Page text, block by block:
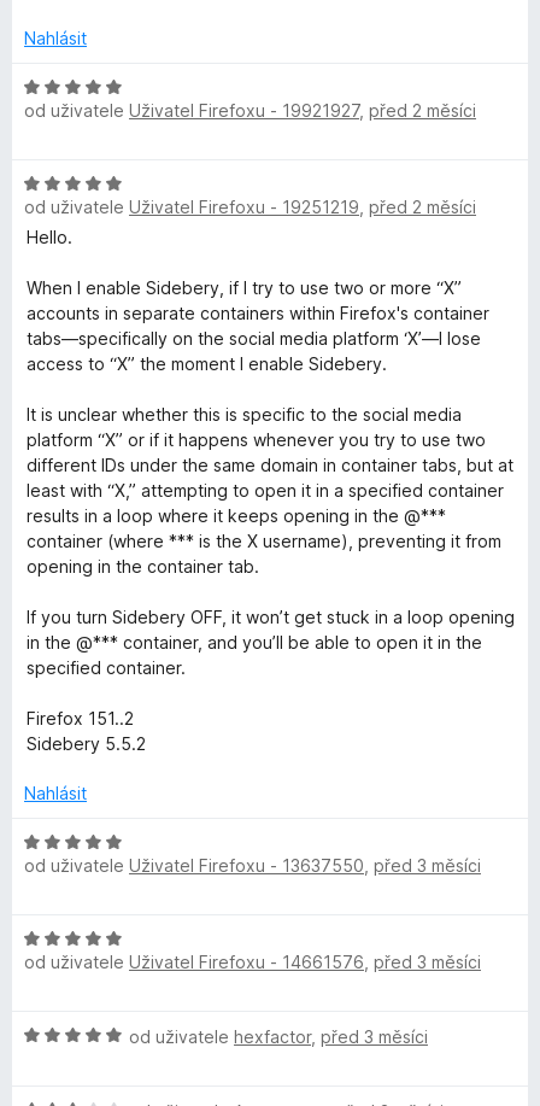
5
5
o
e
n
1
z
5
Nahlásit
H
o
o
c
e
:
5
z
od uživatele Uživatel Firefoxu - 19921927, před 2 měsíci
H
o
d
o
c
e
n
:
5
z
5
od uživatele Uživatel Firefoxu - 19251219 před 2 měsíci
Hello.
When I enable Sidebery, if I try to use two or more “X”
accounts in separate containers within Firefox's container
tabs—specifically on the social media platform ‘X’—I lose
access to “X” the moment I enable Sidebery.
It is unclear whether this is specific to the social media
platform “X” or if it happens whenever you try to use two
different IDs under the same domain in container tabs, but at
least with “X,” attempting to open it in a specified container
results in a loop where it keeps opening in the @***
container (where *** is the X username), preventing it from
opening in the container tab.
If you turn Sidebery OFF, it won’t get stuck in a loop opening
in the @*** container, and you’ll be able to open it in the
specified container.
Firefox 151..2
Sidebery 5.5.2
Nahlásit
H
o
o
c
od uživatele Uživatel Firefoxu - 13637550 před 3 měsíci
H
o
o
od uživatele Uživatel Firefoxu - 14661576 před 3 měsíci
H
od uživatele hexfactor, před 3 měsíci